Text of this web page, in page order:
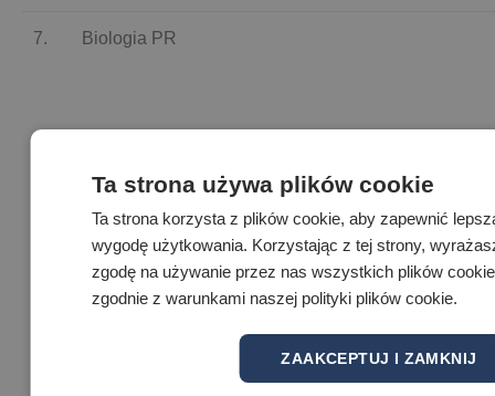
7. Biologia PR
14.05.2024
(wtorek)
godz. 9.00
Ta strona używa plików cookie
Ta strona korzysta z plików cookie, aby zapewnić
wygodę użytkowania. Korzystając z tej strony,
zgodę na używanie przez nas wszystkich plików cookie
zgodnie z warunkami naszej polityki plików cookie.
ZAAKCEPTUJ I ZAMKNIJ